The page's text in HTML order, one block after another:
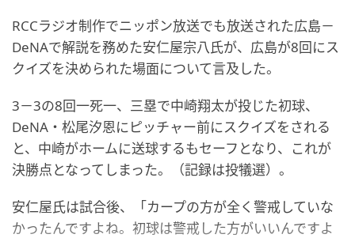
RCCラジオ制作でニッポン放送でも放送された広島－
DeNAで解説を務めた安仁屋宗八氏が、広島が8回にス
クイズを決められた場面について言及した。
3－3の8回一死一、三塁で中崎翔太が投じた初球、
DeNA・松尾汐恩にピッチャー前にスクイズをされる
と、中崎がホームに送球するもセーフとなり、これが
決勝点となってしまった。（記録は投犠選）。
安仁屋氏は試合後、「カープの方が全く警戒していな
かったんですよね。初球は警戒した方がいいんですよ